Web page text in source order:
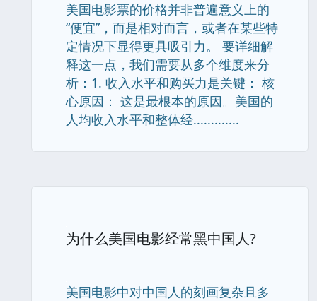
美国电影票的价格并非普遍意义上的
“便宜”，而是相对而言，或者在某些特
定情况下显得更具吸引力。 要详细解
释这一点，我们需要从多个维度来分
析：1. 收入水平和购买力是关键： 核
心原因： 这是最根本的原因。美国的
人均收入水平和整体经.............
为什么美国电影经常黑中国人?
美国电影中对中国人的刻画复杂且多